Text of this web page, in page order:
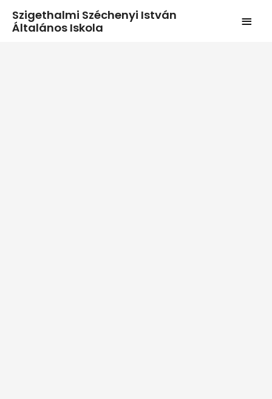
Szigethalmi Széchenyi István
Általános Iskola